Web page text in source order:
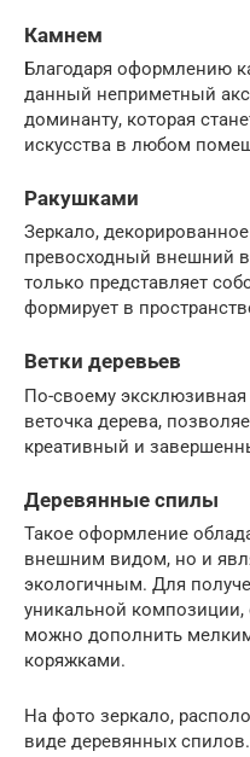
Камнем
Благодаря оформлению
данный неприметный
доминанту, которая
искусства в любом
Ракушками
Зеркало,
превосходный внешний
только представляет
формирует в
Ветки деревьев
По-своему
веточка дерева,
креативный и
Деревянные спилы
Такое оформление
внешним видом, но и
экологичным. Для
уникальной
можно дополнить
коряжками.
На фото зеркало,
виде деревянных спилов.